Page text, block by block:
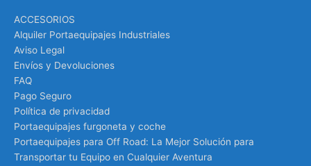
ACCESORIOS
Alquiler Portaequipajes Industriales
Aviso Legal
Envíos y Devoluciones
FAQ
Pago Seguro
Política de privacidad
Portaequipajes furgoneta y coche
Portaequipajes para Off Road: La Mejor Solución para
Transportar tu Equipo en Cualquier Aventura